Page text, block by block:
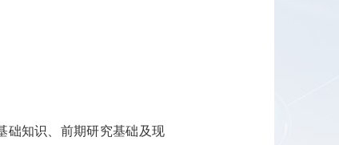
础知识、前期研究基础及现